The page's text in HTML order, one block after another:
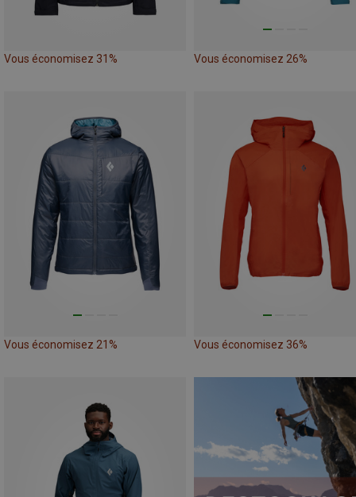
Vous économisez 31% Vous économisez 26%
Vous économisez 21% Vous économisez 36%